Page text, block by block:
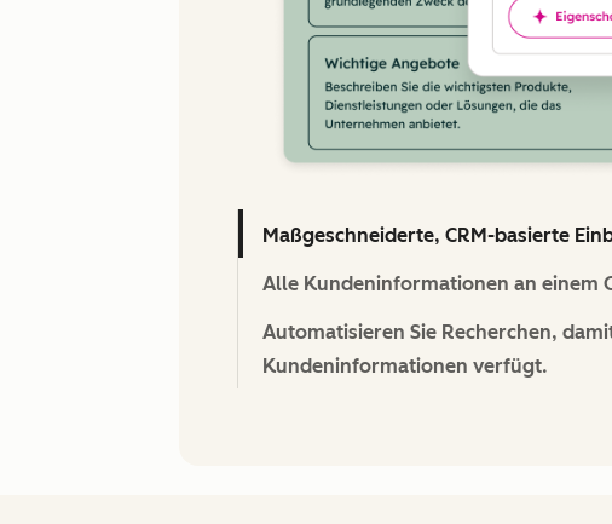
Maßgeschneiderte, CRM-basierte
Alle Kundeninformationen an einem
Automatisieren Sie Recherchen,
Kundeninformationen verfügt.